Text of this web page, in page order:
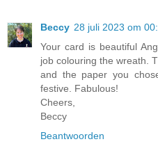
Beccy 28 juli 2023 om
Your card is beautiful
job colouring the wreath.
and the paper you
festive. Fabulous!
Cheers,
Beccy
Beantwoorden